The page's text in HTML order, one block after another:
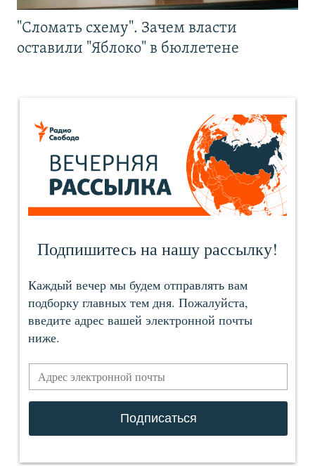
"Сломать схему". Зачем власти
оставили "Яблоко" в бюллетене